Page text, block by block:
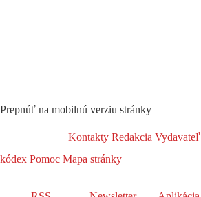
Prepnúť na mobilnú verziu stránky
Kontakty Redakcia Vydavateľ
kódex Pomoc Mapa stránky